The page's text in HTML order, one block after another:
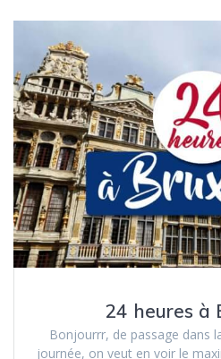
24 heures à
Bonjourrr, de passage dans
journée, on veut en voir le